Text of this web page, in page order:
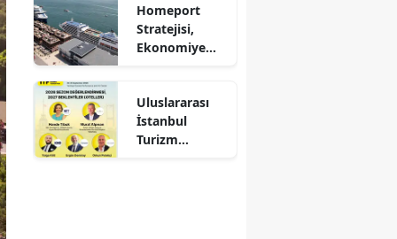
Homeport
Stratejisi,
Ekonomiye
Sağlıyor!
Uluslararası
İstanbul
Turizm